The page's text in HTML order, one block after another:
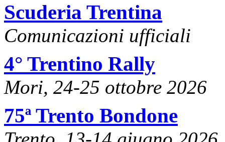
Scuderia Trentina
Comunicazioni ufficiali
4° Trentino Rally
Mori, 24-25 ottobre 2026
75ª Trento Bondone